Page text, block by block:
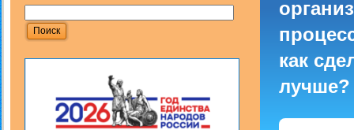
как
лучше?